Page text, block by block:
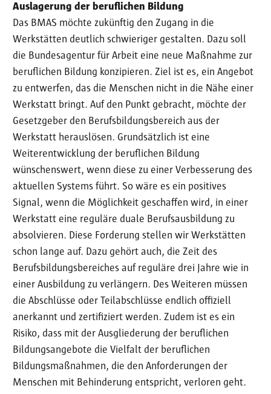
Auslagerung der beruflichen Bildung
Das BMAS möchte zukünftig den Zugang in die
Werkstätten deutlich schwieriger gestalten. Dazu soll
die Bundesagentur für Arbeit eine neue Maßnahme zur
beruflichen Bildung konzipieren. Ziel ist es, ein Angebot
zu entwerfen, das die Menschen nicht in die Nähe einer
Werkstatt bringt. Auf den Punkt gebracht, möchte der
Gesetzgeber den Berufsbildungsbereich aus der
Werkstatt herauslösen. Grundsätzlich ist eine
Weiterentwicklung der beruflichen Bildung
wünschenswert, wenn diese zu einer Verbesserung des
aktuellen Systems führt. So wäre es ein positives
Signal, wenn die Möglichkeit geschaffen wird, in einer
Werkstatt eine reguläre duale Berufsausbildung zu
absolvieren. Diese Forderung stellen wir Werkstätten
schon lange auf. Dazu gehört auch, die Zeit des
Berufsbildungsbereiches auf reguläre drei Jahre wie in
einer Ausbildung zu verlängern. Des Weiteren müssen
die Abschlüsse oder Teilabschlüsse endlich offiziell
anerkannt und zertifiziert werden. Zudem ist es ein
Risiko, dass mit der Ausgliederung der beruflichen
Bildungsangebote die Vielfalt der beruflichen
Bildungsmaßnahmen, die den Anforderungen der
Menschen mit Behinderung entspricht, verloren geht.